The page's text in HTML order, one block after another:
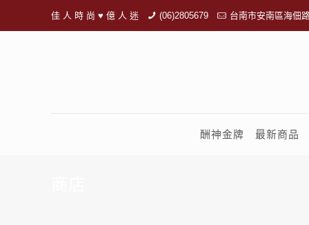
佳 人 時 尚 ♥ 億 人 迷 (06)2805679 台南市安南區海佃
酬神金牌 最新商品